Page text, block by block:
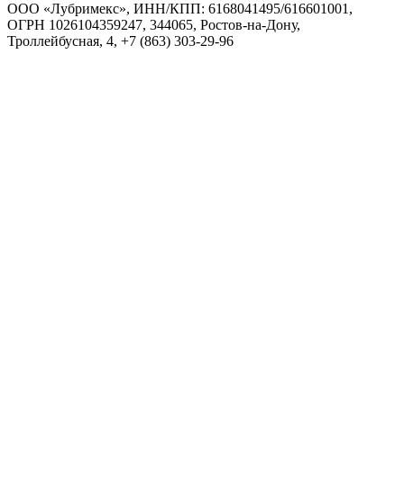
ООО «Лубримекс», ИНН/КПП: 6168041495/616601001,
ОГРН 1026104359247, 344065, Ростов-на-Дону,
Троллейбусная, 4, +7 (863) 303-29-96